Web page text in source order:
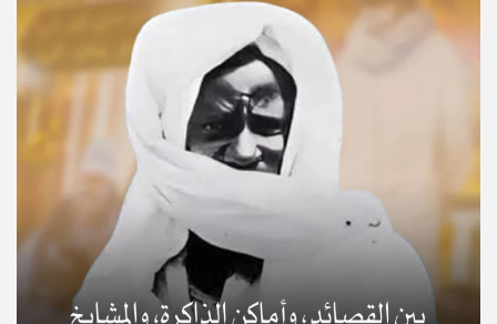
© Copyright 2025, APS